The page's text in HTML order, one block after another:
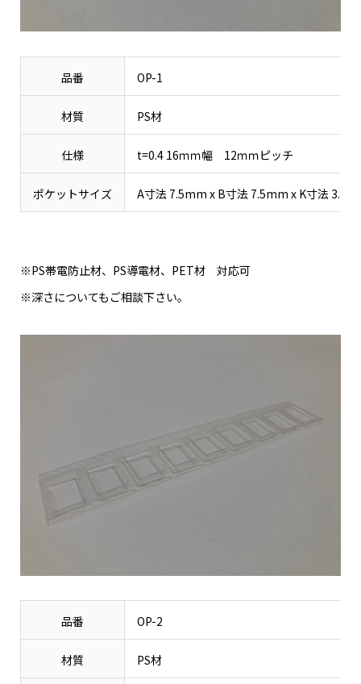
品番 OP-1
材質 PS材
仕様 t=0.4 16ｍｍ幅 12ｍｍピッチ
ポケットサイズ A寸法 7.5mm x B寸法 7.5mm x K寸法
※PS帯電防止材、PS導電材、PET材 対応可
※深さについてもご相談下さい。
品番 OP-2
材質 PS材